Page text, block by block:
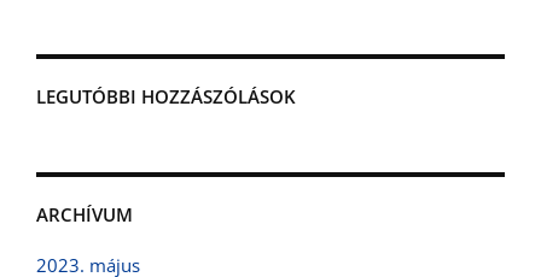
LEGUTÓBBI HOZZÁSZÓLÁSOK
ARCHÍVUM
2023. május